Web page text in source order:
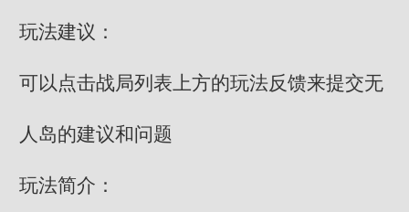
玩法建议：
可以点击战局列表上方的玩法反馈来提交无
人岛的建议和问题
玩法简介：